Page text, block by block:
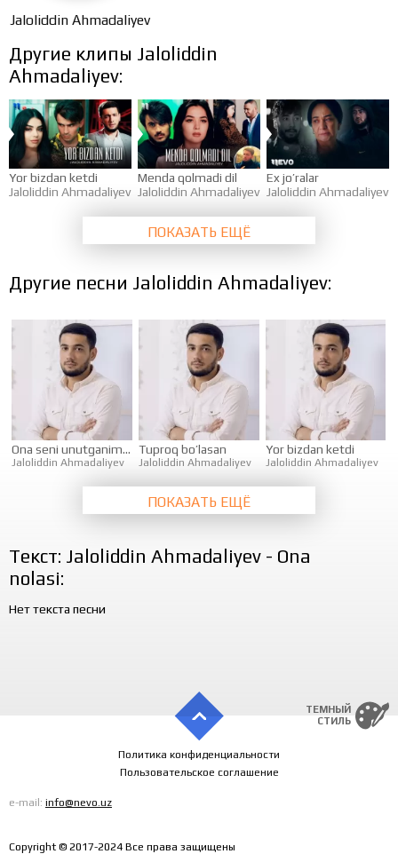
Jaloliddin Ahmadaliyev
Другие клипы Jaloliddin
Ahmadaliyev:
Yor bizdan ketdi
Jaloliddin Ahmadaliyev
Menda qolmadi dil
Jaloliddin Ahmadaliyev
Ex jo’ralar
Jaloliddin Ahmadaliyev
ПОКАЗАТЬ ЕЩЁ
Другие песни Jaloliddin Ahmadaliyev:
Ona seni unutganim rost
Jaloliddin Ahmadaliyev
Tuproq bo’lasan
Jaloliddin Ahmadaliyev
Yor bizdan ketdi
Jaloliddin Ahmadaliyev
ПОКАЗАТЬ ЕЩЁ
Текст: Jaloliddin Ahmadaliyev - Ona
nolasi:
Нет текста песни
ТЕМНЫЙ
СТИЛЬ
Политика конфиденциальности
Пользовательское соглашение
e-mail: info@nevo.uz
Copyright © 2017-2024 Все права защищены